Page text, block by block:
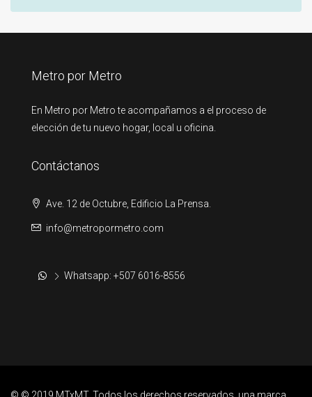
Metro por Metro
En Metro por Metro te acompañamos a el proceso de
elección de tu nuevo hogar, local u oficina.
Contáctanos
Ave. 12 de Octubre, Edificio La Prensa.
info@metropormetro.com
Whatsapp: +507 6016-8556